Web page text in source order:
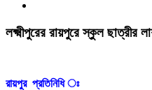
লক্ষ্মীপুরের রায়পুরে স্কুল ছাত্রীর
রায়পুর প্রতিনিধি ঃ